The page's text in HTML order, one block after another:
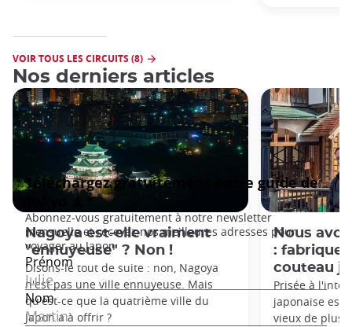
VOIR TOUS LES CIRCUITS (8)
Nos derniers articles
Nagoya est-elle vraiment
"ennuyeuse" ? Non !
Disons-le tout de suite : non, Nagoya
n'est pas une ville ennuyeuse. Mais
qu'est-ce que la quatrième ville du
Japon a à offrir ?
Nous
:
couteau
Prisée à
japonaise est
vieux de